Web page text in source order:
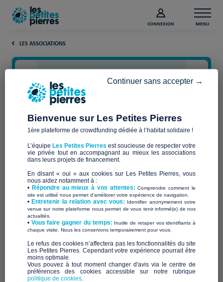
CONNEXION MENU
LES ASSOCIATIONS
un toit en belledonne
Qui sommes-nous ?
Fondée en mars 2020, l’association « Un Toit en Belledonne »
a pour mission d’accueillir et d’accompagner des migrants de
toutes origines, qu’ils soient demandeurs d’asile ou réfugiés.
L’objectif principal est de leur offrir des conditions de vie
dignes, de faciliter l’accès à leurs droits et de favoriser leur
intégration au sein de notre société. L’association fonctionne
Bienvenue sur Les Petites Pierres
1ère plateforme de crowdfunding dédiée à l’habitat solidaire !
L’équipe Les Petites Pierres est soucieuse de respecter votre
vie privée tout en accompagnant au mieux les associations
dans leurs projets de financement.
En disant « oui » aux cookies sur Les Petites Pierres, vous
nous aidez notamment à :
• Répondre au mieux à vos attentes:Comprendre comment le
site est utilisé nous permet d'améliorer votre expérience de navigation.
•Entretenir la relation avec vous: Identifier anonymement votre
venue sur notre plateforme nous permet de vous tenir informé(e) de nos
actualités.
​• Vous faire gagner du temps: Inutile de retaper vos identifiants à
chaque visite. Nous les conservons temporairement pour vous.
​Le refus des cookies n’affectera pas les fonctionnalités du site
Les Petites Pierres. Cependant votre expérience pourrait être
moins optimale.​
Vous pouvez à tout moment changer d'avis via le centre de
préférences des cookies accessible sur notre rubrique
politique de cookies
Continuer sans accepter →